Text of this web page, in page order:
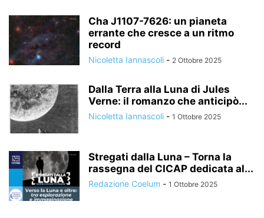
Cha J1107-7626: un pianeta
errante che cresce a un ritmo
record
Nicoletta Iannascoli - 2 Ottobre 2025
Dalla Terra alla Luna di Jules
Verne: il romanzo che anticipò...
Nicoletta Iannascoli - 1 Ottobre 2025
Stregati dalla Luna – Torna la
rassegna del CICAP dedicata al...
Redazione Coelum - 1 Ottobre 2025